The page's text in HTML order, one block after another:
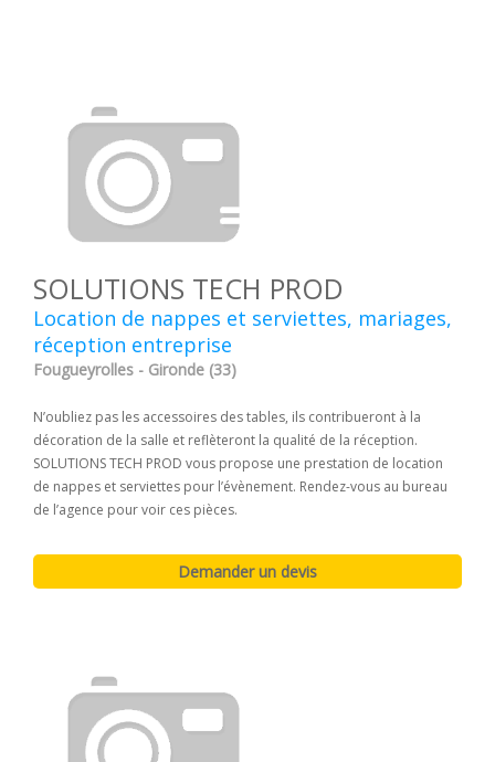
SOLUTIONS TECH PROD
Location de nappes et serviettes, mariages,
réception entreprise
Fougueyrolles - Gironde (33)
N’oubliez pas les accessoires des tables, ils contribueront à la
décoration de la salle et reflèteront la qualité de la réception.
SOLUTIONS TECH PROD vous propose une prestation de location
de nappes et serviettes pour l’évènement. Rendez-vous au bureau
de l’agence pour voir ces pièces.